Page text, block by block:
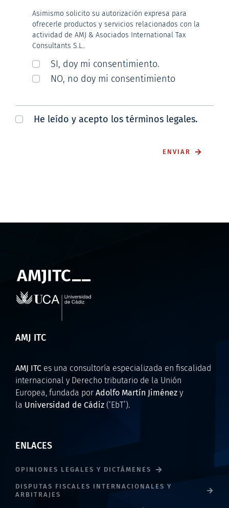
Asimismo solicito su autorización expresa para
ofrecerle productos y servicios relacionados con la
actividad de AMJ & Asociados International Tax
Consultants S.L..
SI, doy mi consentimiento.
NO, no doy mi consentimiento
He leído y acepto los términos legales.
ENVIAR
AMJ ITC
AMJ ITCes una consultoría especializada en fiscalidad
internacional y Derecho tributario de la Unión
Europea, fundada por Adolfo Martín Jiménezy
la Universidad de Cádiz(‘EbT’).
ENLACES
OPINIONES LEGALES Y DICTÁMENES
DISPUTAS FISCALES INTERNACIONALES Y
ARBITRAJES